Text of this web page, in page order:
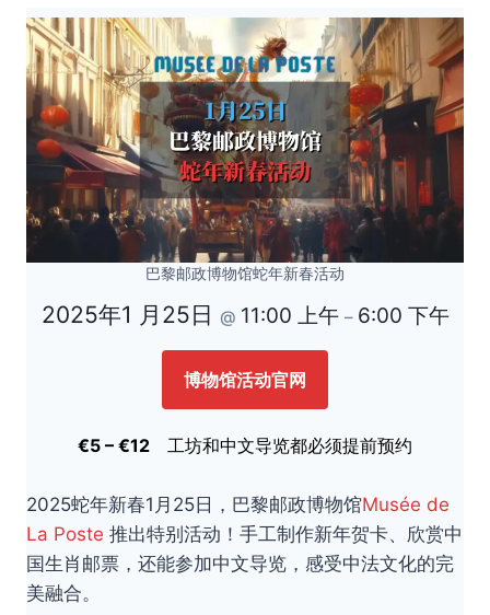
巴黎邮政博物馆蛇年新春活动
2025年1 月25日 @ 11:00 上午 – 6:00 下午
博物馆活动官网
€5 – €12 工坊和中文导览都必须提前预约
2025蛇年新春1月25日，巴黎邮政博物馆Musée de
La Poste 推出特别活动！手工制作新年贺卡、欣赏中
国生肖邮票，还能参加中文导览，感受中法文化的完
美融合。